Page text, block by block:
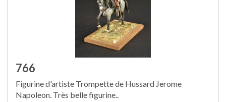
766
Figurine d'artiste Trompette de Hussard Jerome
Napoleon. Très belle figurine..